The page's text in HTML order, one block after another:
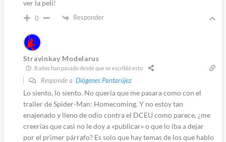
ver la peli!
0 Responder
Stravinkay Modelarus
8 años han pasado desde que se escribió esto
Responde a Diógenes Pantarújez
Lo siento, lo siento. No quería que me pasara como con el
trailer de Spider-Man: Homecoming. Y no estoy tan
enajenado y lleno de odio contra el DCEU como parece, ¿me
creerías que casi no le doy a «publicar» o que lo iba a dejar
por el primer párrafo? Es solo que hay temas de los que hablo